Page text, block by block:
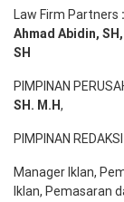
Law Firm Partners :
Ahmad Abidin, SH,
SH
PIMPINAN
SH . M.H,
PIMPINAN REDAKSI
Manager Iklan,
Iklan, Pemasaran